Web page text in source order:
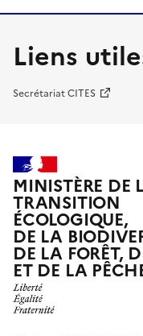
Liens
Secrétariat CITES
MINISTÈRE DE
TRANSITION
ÉCOLOGIQUE,
DE LA
DE LA FORÊT,
ET DE LA